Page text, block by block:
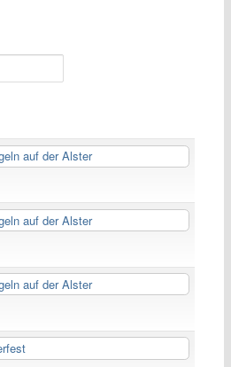
auf der Alster
auf der Alster
auf der Alster